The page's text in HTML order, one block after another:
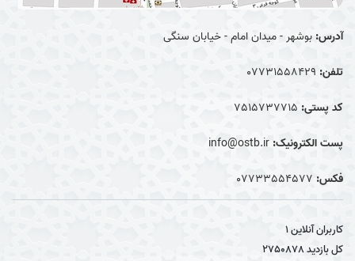
آدرس: بوشهر - میدان امام - خیابان سنگی
تلفن: 07731558429
کد پستی: 7515737715
پست الکترونیک: info@ostb.ir
فکس: 07733554577
کاربران آنلاین1
کل بازدید2750878